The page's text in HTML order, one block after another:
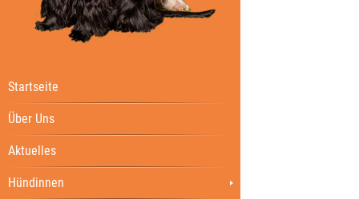
Startseite
Über Uns
Aktuelles
Hündinnen